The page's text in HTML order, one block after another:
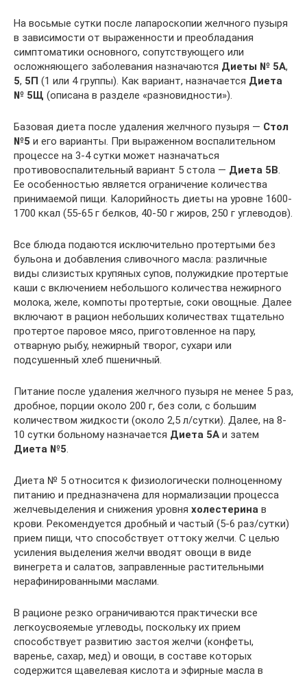
На восьмые сутки после лапароскопии желчного пузыря
в зависимости от выраженности и преобладания
симптоматики основного, сопутствующего или
осложняющего заболевания назначаются Диеты № 5А,
5, 5П (1 или 4 группы). Как вариант, назначается Диета
№ 5Щ (описана в разделе «разновидности»).
Базовая диета после удаления желчного пузыря — Стол
№5 и его варианты. При выраженном воспалительном
процессе на 3-4 сутки может назначаться
противовоспалительный вариант 5 стола — Диета 5В.
Ее особенностью является ограничение количества
принимаемой пищи. Калорийность диеты на уровне 1600-
1700 ккал (55-65 г белков, 40-50 г жиров, 250 г углеводов).
Все блюда подаются исключительно протертыми без
бульона и добавления сливочного масла: различные
виды слизистых крупяных супов, полужидкие протертые
каши с включением небольшого количества нежирного
молока, желе, компоты протертые, соки овощные. Далее
включают в рацион небольших количествах тщательно
протертое паровое мясо, приготовленное на пару,
отварную рыбу, нежирный творог, сухари или
подсушенный хлеб пшеничный.
Питание после удаления желчного пузыря не менее 5 раз,
дробное, порции около 200 г, без соли, с большим
количеством жидкости (около 2,5 л/сутки). Далее, на 8-
10 сутки больному назначается Диета 5А и затем
Диета №5.
Диета № 5 относится к физиологически полноценному
питанию и предназначена для нормализации процесса
желчевыделения и снижения уровня холестерина в
крови. Рекомендуется дробный и частый (5-6 раз/сутки)
прием пищи, что способствует оттоку желчи. С целью
усиления выделения желчи вводят овощи в виде
винегрета и салатов, заправленные растительными
нерафинированными маслами.
В рационе резко ограничиваются практически все
легкоусвояемые углеводы, поскольку их прием
способствует развитию застоя желчи (конфеты,
варенье, сахар, мед) и овощи, в составе которых
содержится щавелевая кислота и эфирные масла в